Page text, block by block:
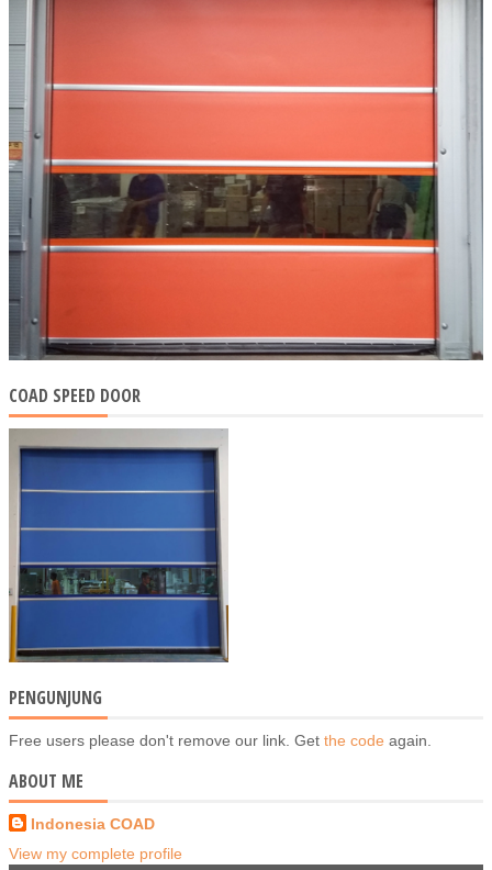
COAD SPEED DOOR
PENGUNJUNG
Free users please don't remove our link. Get the code again.
ABOUT ME
Indonesia COAD
View my complete profile